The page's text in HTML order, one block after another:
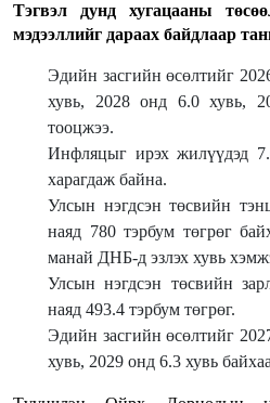
Тэгвэл дунд хугацааны
мэдээллийг дараах байдлаар
Эдийн засгийн өсөлтийг
хувь, 2028 онд 6.0 хувь,
тооцжээ.
Инфляцыг ирэх жилүүдэд
харагдаж байна.
Улсын нэгдсэн төсвийн
наяд 780 тэрбум төгрөг
манай ДНБ-д эзлэх хувь
Улсын нэгдсэн төсвийн
наяд 493.4 тэрбум төгрөг.
Эдийн засгийн өсөлтийг
хувь, 2029 онд 6.3 хувь